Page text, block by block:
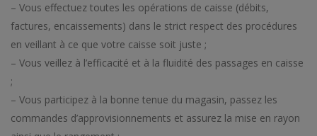
– Vous effectuez toutes les opérations de caisse (débits,
factures, encaissements) dans le strict respect des procédures
en veillant à ce que votre caisse soit juste ;
– Vous veillez à l’efficacité et à la fluidité des passages en caisse
;
– Vous participez à la bonne tenue du magasin, passez les
commandes d’approvisionnements et assurez la mise en rayon